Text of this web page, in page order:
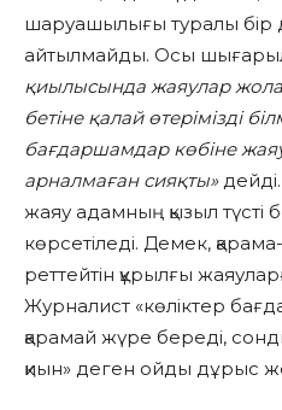
шаруашылығы туралы бір
айтылмайды. Осы
қиылысында жаяулар
бетіне қалай өтерімізді
бағдаршамдар көбіне
арналмаған сияқты»
жаяу адамның қызыл түсті
көрсетіледі. Демек,
реттейтін құрылғы
Журналист «көліктер
қарамай жүре береді,
қиын» деген ойды дұрыс